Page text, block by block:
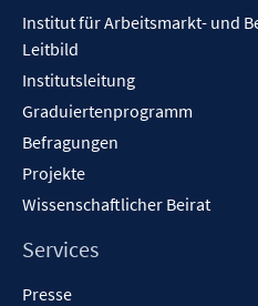
Institut für Arbeitsmarkt- und
Leitbild
Institutsleitung
Graduiertenprogramm
Befragungen
Projekte
Wissenschaftlicher Beirat
Services
Presse